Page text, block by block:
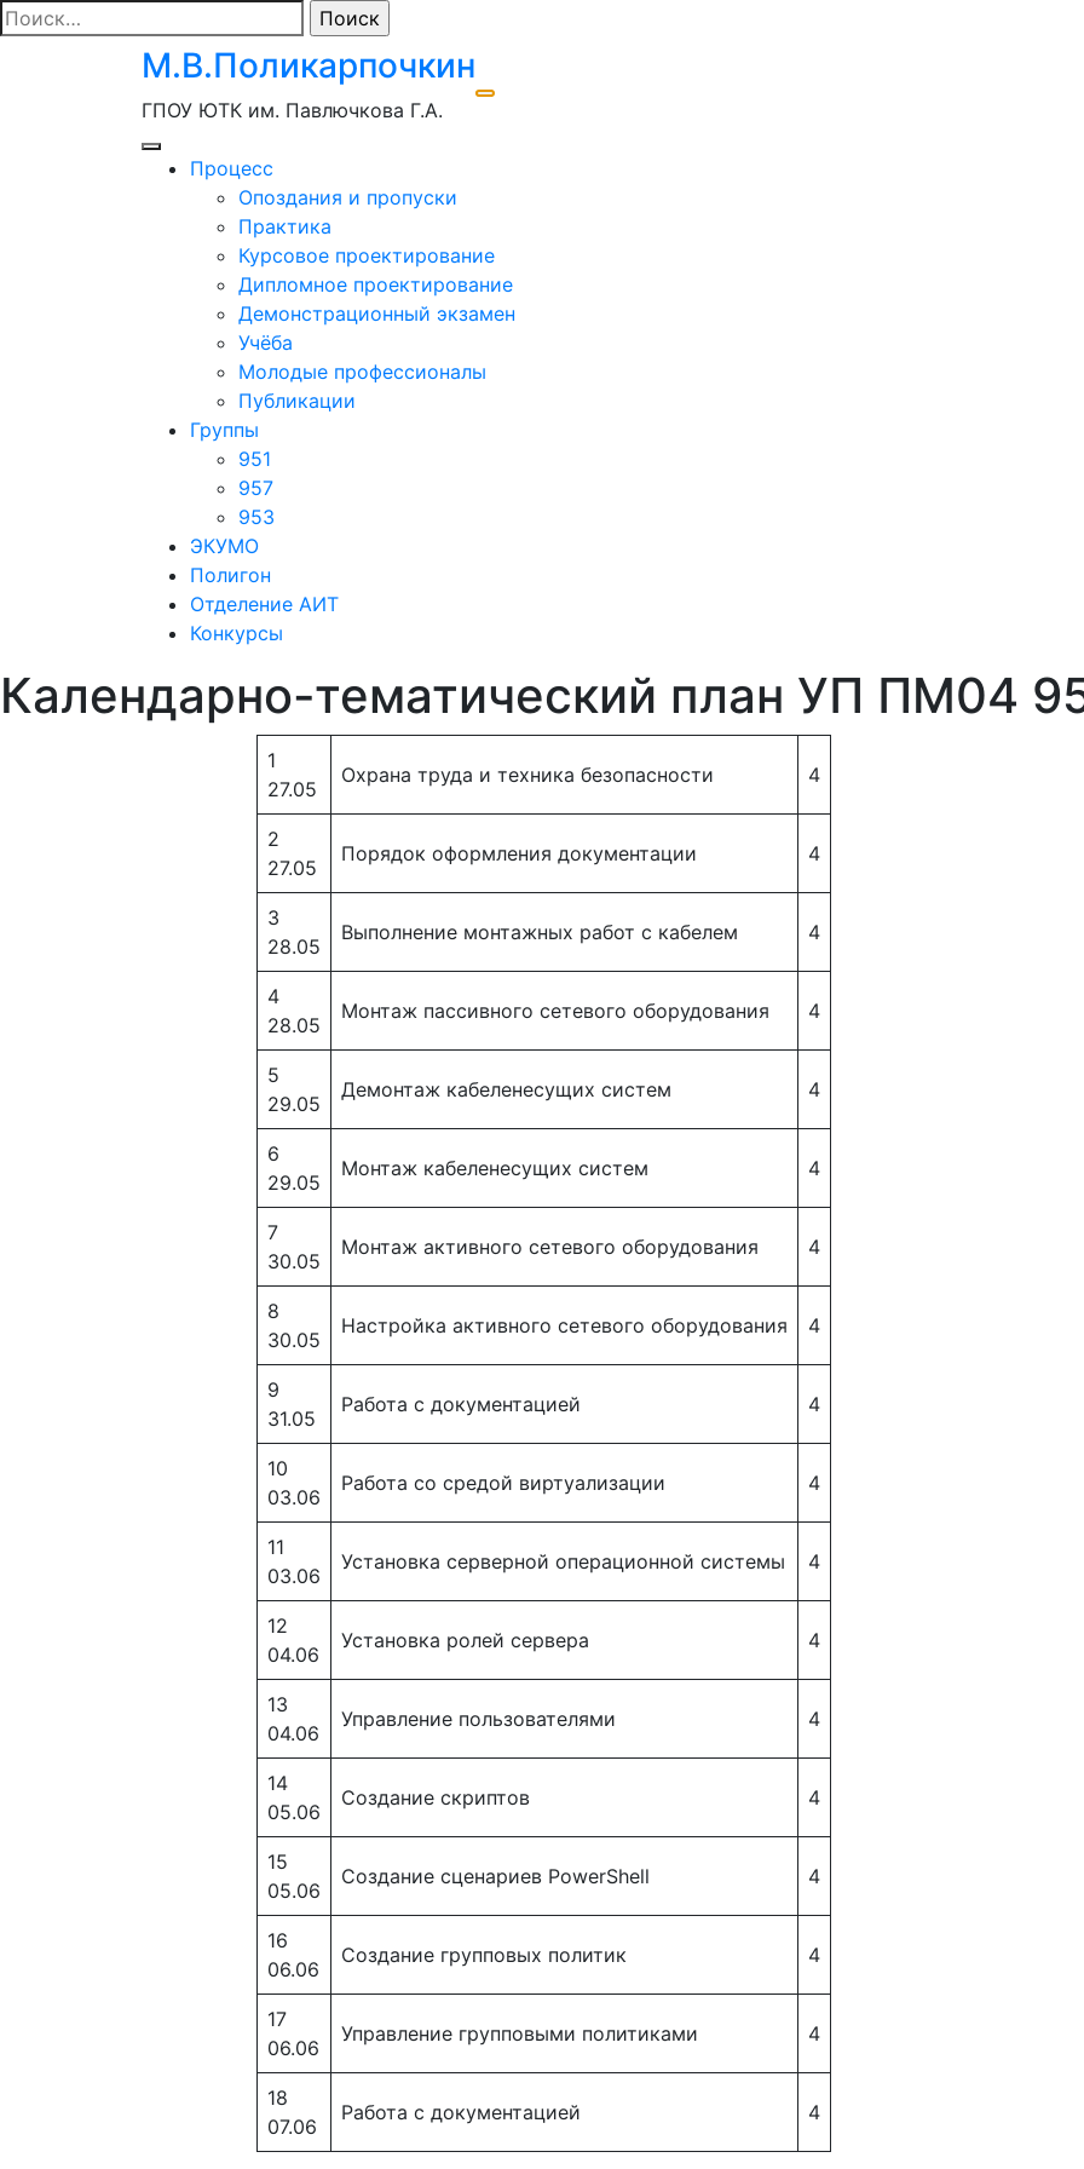
Перейти
к
Найти:
М.В.Поликарпочкин
ГПОУ ЮТК им. Павлючкова Г.А.
Процесс
Опоздания и пропуски
Практика
Курсовое проектирование
Дипломное проектирование
Демонстрационный экзамен
Учёба
Молодые профессионалы
Публикации
Группы
951
957
953
ЭКУМО
Полигон
Отделение АИТ
Конкурсы
Календарно-тематический план УП ПМ04
1
27.05
Охрана труда и техника безопасности 4
2
27.05
Порядок оформления документации 4
3
28.05
Выполнение монтажных работ с кабелем 4
4
28.05
Монтаж пассивного сетевого оборудования 4
5
29.05
Демонтаж кабеленесущих систем 4
6
29.05
Монтаж кабеленесущих систем 4
7
30.05
Монтаж активного сетевого оборудования 4
8
30.05
Настройка активного сетевого оборудования 4
9
31.05
Работа с документацией 4
10
03.06
Работа со средой виртуализации 4
11
03.06
Установка серверной операционной системы 4
12
04.06
Установка ролей сервера 4
13
04.06
Управление пользователями 4
14
05.06
Создание скриптов 4
15
05.06
Создание сценариев PowerShell 4
16
06.06
Создание групповых политик 4
17
06.06
Управление групповыми политиками 4
18
07.06
Работа с документацией 4